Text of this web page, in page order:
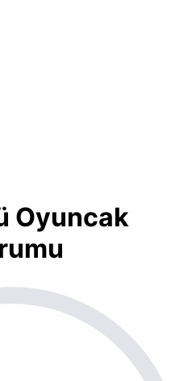
Oyuncak